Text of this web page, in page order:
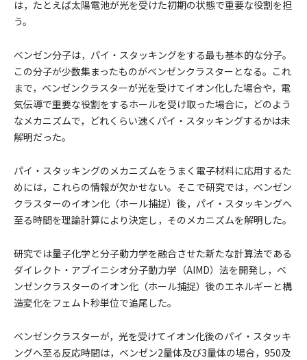
は，たとえば太陽電池が光を受けた初期の状態で重要な役割を担
う。
ベンゼン分子は，パイ・スタッキングをする最も基本的な分子。
この分子が少数集まったものがベンゼンクラスターとなる。これ
まで，ベンゼンクラスターが光を受けてイオン化した場合や，電
気伝導で重要な役割をするホールを受け取った場合に，どのよう
なメカニズムで，どれくらい速くパイ・スタッキングするかは未
解明だった。
パイ・スタッキングのメカニズムをうまく電子材料に応用するた
めには，これらの情報が欠かせない。そこで研究では，ベンゼン
クラスターのイオン化（ホール捕捉）後，パイ・スタッキングへ
至る時間を理論計算により決定し，そのメカニズムを解明した。
研究では量子化学と分子動力学を融合させた新たな計算法である
ダイレクト・アブイニシオ分子動力学（AIMD）法を開発し，ベ
ンゼンクラスターのイオン化（ホール捕捉）後のエネルギーと構
造変化をフェムト秒単位で追尾した。
ベンゼンクラスターが，光を受けてイオン化後のパイ・スタッキ
ングへ至る反応時間は，ベンゼン2量体及び3量体の場合，950及